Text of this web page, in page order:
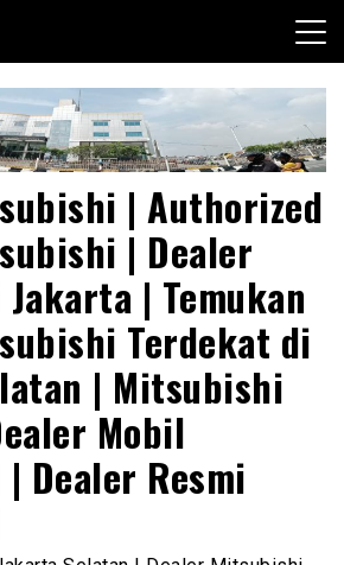
| Authorized
| Dealer
| Temukan
Terdekat di
| Mitsubishi
Mobil
Dealer Resmi